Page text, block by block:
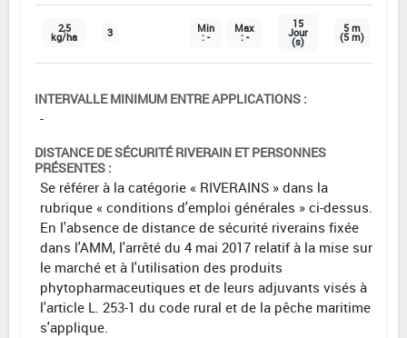
2,5
kg/ha 3 Min
: -
Max
: -
15
Jour
(s)
5 m
(5 m)
INTERVALLE MINIMUM ENTRE APPLICATIONS :
-
DISTANCE DE SÉCURITÉ RIVERAIN ET PERSONNES
PRÉSENTES :
Se référer à la catégorie « RIVERAINS » dans la
rubrique « conditions d'emploi générales » ci-dessus.
En l'absence de distance de sécurité riverains fixée
dans l'AMM, l'arrêté du 4 mai 2017 relatif à la mise sur
le marché et à l'utilisation des produits
phytopharmaceutiques et de leurs adjuvants visés à
l'article L. 253-1 du code rural et de la pêche maritime
s'applique.